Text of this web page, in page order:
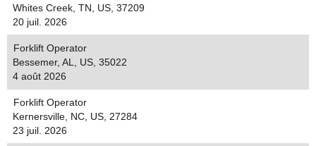
Whites Creek, TN, US, 37209
20 juil. 2026
Forklift Operator
Bessemer, AL, US, 35022
4 août 2026
Forklift Operator
Kernersville, NC, US, 27284
23 juil. 2026